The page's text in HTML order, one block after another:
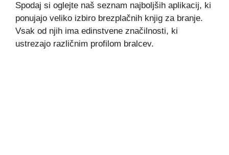
Spodaj si oglejte naš seznam najboljših aplikacij, ki
ponujajo veliko izbiro brezplačnih knjig za branje.
Vsak od njih ima edinstvene značilnosti, ki
ustrezajo različnim profilom bralcev.